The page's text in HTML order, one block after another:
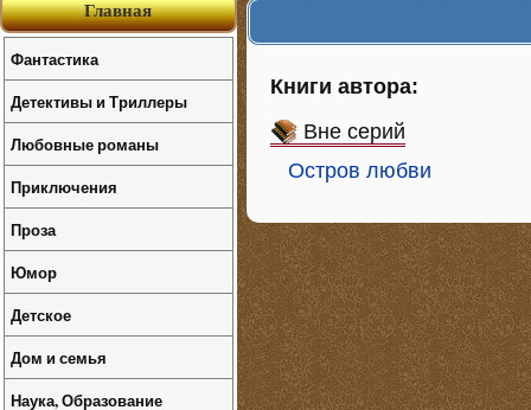
Книги автора:
Вне серий
Остров любви
Главная
Фантастика
Детективы и Триллеры
Любовные романы
Приключения
Проза
Юмор
Детское
Дом и семья
Наука, Образование